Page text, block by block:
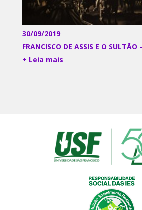
30/09/2019
FRANCISCO DE ASSIS E O SULTÃO
+ Leia mais